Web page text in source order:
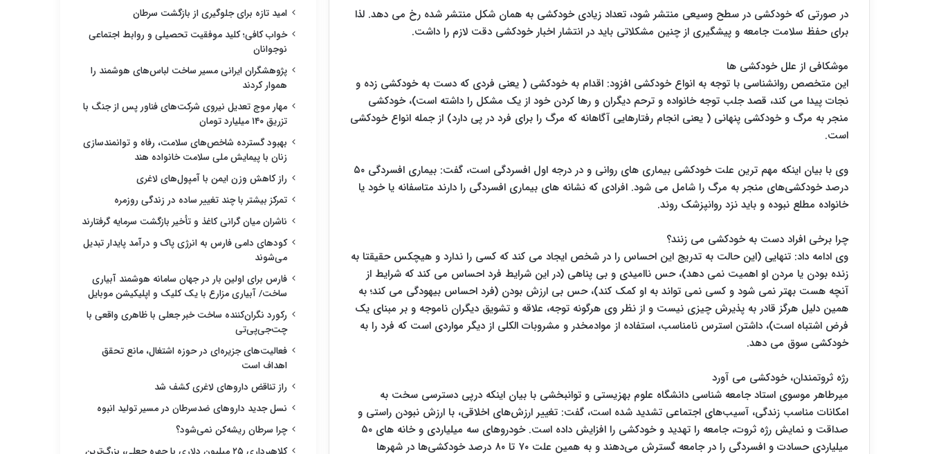
در صورتی که خودکشی در سطح وسیعی منتشر شود، تعداد زیادی خودکشی به همان شکل منتشر شده رخ می دهد. لذا
برای حفظ سلامت جامعه و پیشگیری از چنین مشکلاتی باید در انتشار اخبار خودکشی دقت لازم را داشت.
موشکافی از علل خودکشی ها
این متخصص روانشناسی با توجه به انواع خودکشی افزود: اقدام به خودکشی ( یعنی فردی که دست به خودکشی زده و
نجات پیدا می کند، قصد جلب توجه خانواده و ترحم دیگران و رها کردن خود از یک مشکل را داشته است)، خودکشی
منجر به مرگ و خودکشی پنهانی ( یعنی انجام رفتارهایی آگاهانه که مرگ را برای فرد در پی دارد) از جمله انواع خودکشی
است.
وی با بیان اینکه مهم ترین علت خودکشی بیماری های روانی و در درجه اول افسردگی است، گفت: بیماری افسردگی ۵۰
درصد خودکشی‌های منجر به مرگ را شامل می شود. افرادی که نشانه های بیماری افسردگی را دارند متاسفانه یا خود یا
خانواده مطلع نبوده و باید نزد روانپزشک روند.
چرا برخی افراد دست به خودکشی می زنند؟
وی ادامه داد: تنهایی (این حالت به تدریج این احساس را در شخص ایجاد می کند که کسی را ندارد و هیچکس حقیقتا به
زنده بودن یا مردن او اهمیت نمی دهد)، حس ناامیدی و بی پناهی (در این شرایط فرد احساس می کند که شرایط از
آنچه هست بهتر نمی شود و کسی نمی تواند به او کمک کند)، حس بی ارزش بودن (فرد احساس بیهودگی می کند؛ به
همین دلیل هرگز قادر به پذیرش چیزی نیست و از نظر وی هرگونه توجه، علاقه و تشویق دیگران ناموجه و بر مبنای یک
فرض اشتباه است)، داشتن استرس نامناسب، استفاده از موادمخدر و مشروبات الکلی از دیگر مواردی است که فرد را به
خودکشی سوق می دهد.
رژه ثروتمندان، خودکشی می آورد
میرطاهر موسوی استاد جامعه شناسی دانشگاه علوم بهزیستی و توانبخشی با بیان اینکه درپی دسترسی سخت به
امکانات مناسب زندگی، آسیب‌های اجتماعی تشدید شده است، گفت: تغییر ارزش‌های اخلاقی، با ارزش نبودن راستی و
صداقت و نمایش رژه ثروت، جامعه را تهدید و خودکشی را افزایش داده است. خودروهای سه میلیاردی و خانه های ۵۰
میلیاردی حسادت و افسردگی را در جامعه گسترش می‌دهند و به همین علت ۷۰ تا ۸۰ درصد خودکشی‌ها در شهرها
امید تازه برای جلوگیری از بازگشت سرطان
خواب کافی؛ کلید موفقیت تحصیلی و روابط اجتماعی
نوجوانان
پژوهشگران ایرانی مسیر ساخت لباس‌های هوشمند را
هموار کردند
مهار موج تعدیل نیروی شرکت‌های فناور پس از جنگ با
تزریق ۱۴۰ میلیارد تومان
بهبود گسترده شاخص‌های سلامت، رفاه و توانمندسازی
زنان با پیمایش ملی سلامت خانواده هند
راز کاهش وزن ایمن با آمپول‌های لاغری
تمرکز بیشتر با چند تغییر ساده در زندگی روزمره
ناشران میان گرانی کاغذ و تأخیر بازگشت سرمایه گرفتارند
کودهای دامی فارس به انرژی پاک و درآمد پایدار تبدیل
می‌شوند
فارس برای اولین بار در جهان سامانه هوشمند آبیاری
ساخت/ آبیاری مزارع با یک کلیک و اپلیکیشن موبایل
رکورد نگران‌کننده ساخت خبر جعلی با ظاهری واقعی با
چت‌جی‌پی‌تی
فعالیت‌های جزیره‌ای در حوزه اشتغال، مانع تحقق
اهداف است
راز تناقض داروهای لاغری کشف شد
نسل جدید داروهای ضدسرطان در مسیر تولید انبوه
چرا سرطان ریشه‌کن نمی‌شود؟